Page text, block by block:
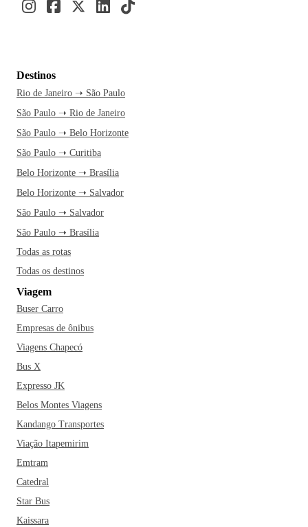
Destinos
Rio de Janeiro ➝ São Paulo
São Paulo ➝ Rio de Janeiro
São Paulo ➝ Belo Horizonte
São Paulo ➝ Curitiba
Belo Horizonte ➝ Brasília
Belo Horizonte ➝ Salvador
São Paulo ➝ Salvador
São Paulo ➝ Brasília
Todas as rotas
Todas os destinos
Viagem
Buser Carro
Empresas de ônibus
Viagens Chapecó
Bus X
Expresso JK
Belos Montes Viagens
Kandango Transportes
Viação Itapemirim
Emtram
Catedral
Star Bus
Kaissara